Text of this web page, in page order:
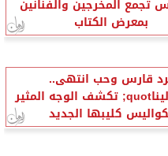
تجمع المخرجين والفنانين
بمعرض الكتاب
قارس وحب انتهى..
quot;ياليناquot; تكشف الوجه المثير
كليبها الجديد